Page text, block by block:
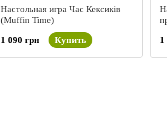
Настольная игра Час Кексиків
(Muffin Time)
1 090 грн Купить 1